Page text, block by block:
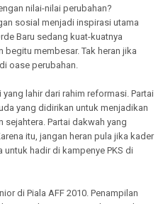
nilai-nilai perubahan?
sosial menjadi inspirasi utama
Baru sedang kuat-kuatnya
begitu membesar. Tak heran jika
oase perubahan.
lahir dari rahim reformasi. Partai
yang didirikan untuk menjadikan
sejahtera. Partai dakwah yang
itu, jangan heran pula jika kader
hadir di kampenye PKS di
di Piala AFF 2010. Penampilan